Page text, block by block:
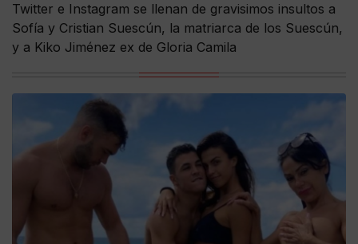
Twitter e Instagram se llenan de gravisimos insultos a
Sofía y Cristian Suescún, la matriarca de los Suescún,
y a Kiko Jiménez ex de Gloria Camila